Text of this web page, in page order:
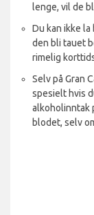
lenge, vil de
Du kan ikke
den bli tauet
rimelig
Selv på Gran
spesielt hvis
alkoholinntak
blodet, selv